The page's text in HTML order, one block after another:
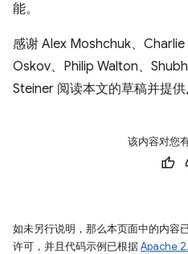
能。
感谢 Alex Moshchuk、
Oskov、Philip Walton、
Steiner 阅读本文的草稿并提供
该内容对您
如未另行说明，那么本页面中的内容
许可，并且代码示例已根据Apache